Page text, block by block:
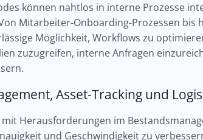
können nahtlos in interne Prozesse
Mitarbeiter-Onboarding-Prozessen bis
Möglichkeit, Workflows zu
zuzugreifen, interne Anfragen
Asset-Tracking und
Herausforderungen im
und Geschwindigkeit zu